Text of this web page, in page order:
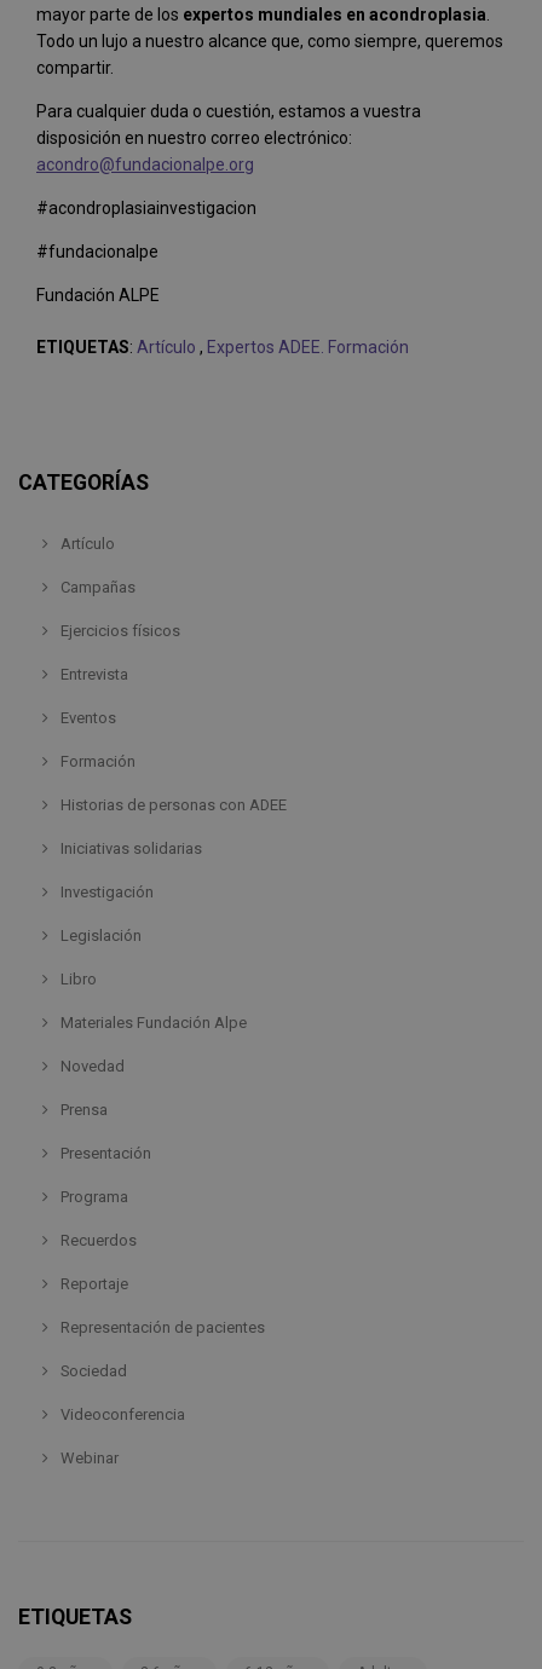
mayor parte de los expertos mundiales en acondroplasia
Todo un lujo a nuestro alcance que, como siempre, queremos
compartir.
Para cualquier duda o cuestión, estamos a vuestra
disposición en nuestro correo electrónico:
acondro@fundacionalpe.org
#acondroplasiainvestigacion
#fundacionalpe
Fundación ALPE
ETIQUETAS: Artículo , Expertos ADEE. Formación
CATEGORÍAS
Artículo
Campañas
Ejercicios físicos
Entrevista
Eventos
Formación
Historias de personas con ADEE
Iniciativas solidarias
Investigación
Legislación
Libro
Materiales Fundación Alpe
Novedad
Prensa
Presentación
Programa
Recuerdos
Reportaje
Representación de pacientes
Sociedad
Videoconferencia
Webinar
ETIQUETAS